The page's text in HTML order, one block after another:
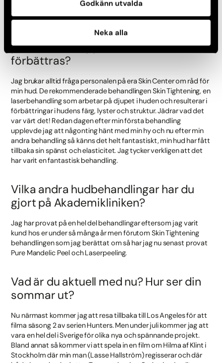
Godkänn utvalda
Neka alla
Varför vill du göra en Skin Tightening
laserbehandling med Fotona 4D och
på vilket sätt upplever du att din hud
förbättras?
Jag brukar alltid fråga personalen på era Skin Center om råd för
min hud. De rekommenderade behandlingen Skin Tightening, en
laserbehandling som arbetar på djupet i huden och resulterar i
förbättringar i hudens färg, lyster och struktur. Jädrar vad det
var värt det! Redan dagen efter min första behandling
upplevde jag att någonting hänt med min hy och nu efter min
andra behandling så känns det helt fantastiskt, min hud har fått
tillbaka sin spänst och elasticitet. Jag tycker verkligen att det
har varit en fantastisk behandling.
Vilka andra hudbehandlingar har du
gjort på Akademikliniken?
Jag har provat på en hel del behandlingar eftersom jag varit
kund hos er under så många år men förutom Skin Tightening
behandlingen som jag berättat om så har jag nu senast provat
Pure Mandelic Peel och Laserpeeling.
Vad är du aktuell med nu? Hur ser din
sommar ut?
Nu närmast kommer jag att resa tillbaka till Los Angeles för att
filma säsong 2 av serien Hunters. Men under juli kommer jag att
vara en hel del i Sverige för olika nya och spännande projekt.
Bland annat så kommer vi att spela in en film om Hilma af Klint i
Stockholm där min man (Lasse Hallström) regisserar och där